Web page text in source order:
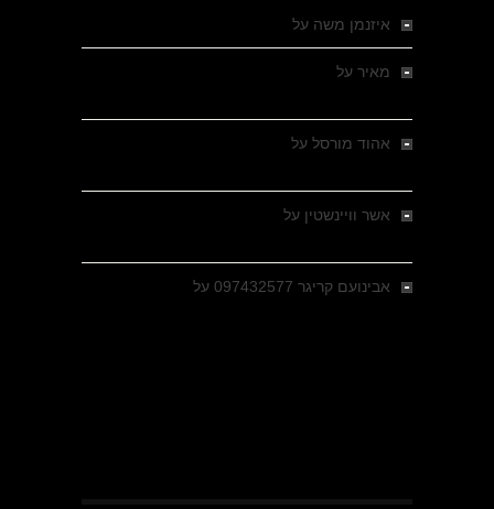
איזנמן משה על
מאיר על
אהוד מורסל על
אשר וויינשטין על
אבינועם קריגר 097432577 על